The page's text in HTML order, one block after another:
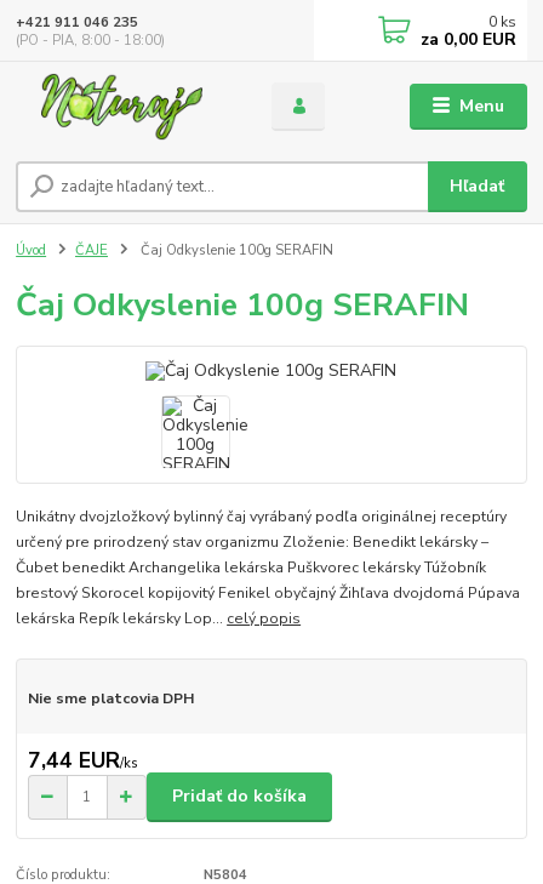
Menu
Hľadať
+421 911 046 235
(PO - PIA, 8:00 - 18:00)
0 ks
za 0,00 EUR
Úvod ČAJE Čaj Odkyslenie 100g SERAFIN
Čaj Odkyslenie 100g SERAFIN
Unikátny dvojzložkový bylinný čaj vyrábaný podľa originálnej receptúry
určený pre prirodzený stav organizmu Zloženie: Benedikt lekársky –
Čubet benedikt Archangelika lekárska Puškvorec lekársky Túžobník
brestový Skorocel kopijovitý Fenikel obyčajný Žihľava dvojdomá Púpava
lekárska Repík lekársky Lop... celý popis
Nie sme platcovia DPH
7,44 EUR/ks
Pridať do košíka
Číslo produktu:
N5804